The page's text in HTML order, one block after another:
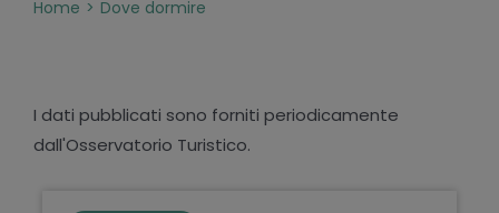
Home Dove dormire
I dati pubblicati sono forniti periodicamente
dall'Osservatorio Turistico.